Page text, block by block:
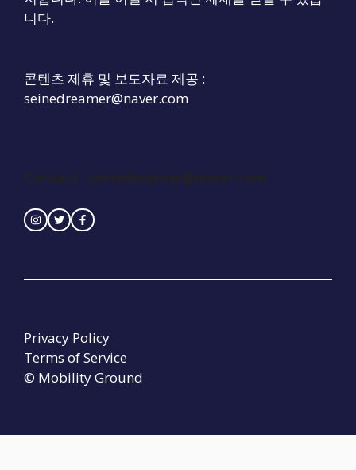
니다.
콘텐츠 제휴 및 보도자료 제공 :
seinedreamer@naver.com
Contact : seinedreamer@naver.com
© Mobility Ground
Privacy Policy
Terms of Service